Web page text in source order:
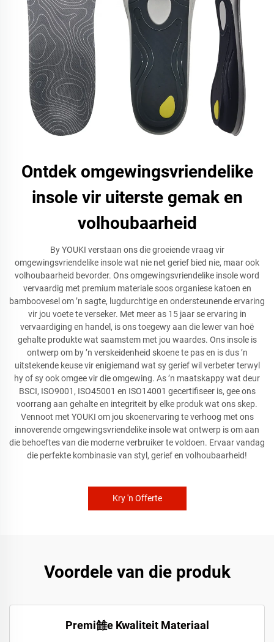
Ontdek omgewingsvriendelike
insole vir uiterste gemak en
volhoubaarheid
By YOUKI verstaan ons die groeiende vraag vir
omgewingsvriendelike insole wat nie net gerief bied nie, maar ook
volhoubaarheid bevorder. Ons omgewingsvriendelike insole word
vervaardig met premium materiale soos organiese katoen en
bamboovesel om ’n sagte, lugdurchtige en ondersteunende ervaring
vir jou voete te verseker. Met meer as 15 jaar se ervaring in
vervaardiging en handel, is ons toegewy aan die lewer van hoë
gehalte produkte wat saamstem met jou waardes. Ons insole is
ontwerp om by ’n verskeidenheid skoene te pas en is dus ’n
uitstekende keuse vir enigiemand wat sy gerief wil verbeter terwyl
hy of sy ook omgee vir die omgewing. As ’n maatskappy wat deur
BSCI, ISO9001, ISO45001 en ISO14001 gecertifiseer is, gee ons
voorrang aan gehalte en integriteit by elke produk wat ons skep.
Vennoot met YOUKI om jou skoenervaring te verhoog met ons
innoverende omgewingsvriendelike insole wat ontwerp is om aan
die behoeftes van die moderne verbruiker te voldoen. Ervaar vandag
die perfekte kombinasie van styl, gerief en volhoubaarheid!
Kry 'n Offerte
Voordele van die produk
Premi雔e Kwaliteit Materiaal